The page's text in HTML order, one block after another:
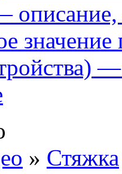
значение
» Стяжка